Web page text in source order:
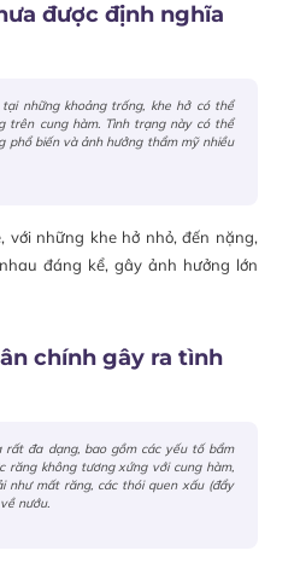
được định nghĩa
những khoảng trống, khe hở có thể
trên cung hàm. Tình trạng này có thể
phổ biến và ảnh hưởng thẩm mỹ nhiều
với những khe hở nhỏ, đến nặng,
đáng kể, gây ảnh hưởng lớn
chính gây ra tình
rất đa dạng, bao gồm các yếu tố bẩm
răng không tương xứng với cung hàm,
như mất răng, các thói quen xấu (đẩy
nướu.